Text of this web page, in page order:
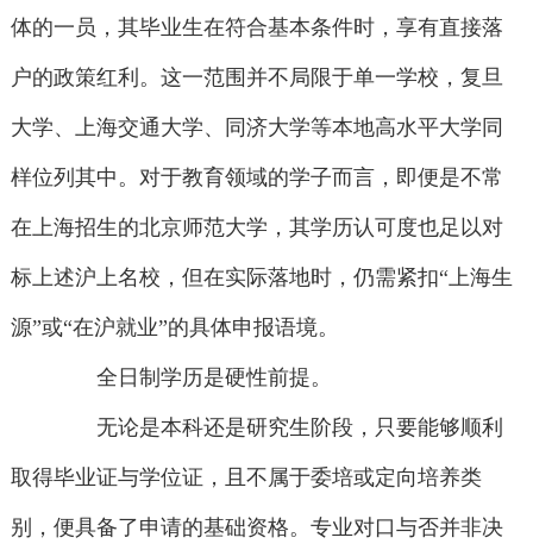
体的一员，其毕业生在符合基本条件时，享有直接落
户的政策红利。这一范围并不局限于单一学校，复旦
大学、上海交通大学、同济大学等本地高水平大学同
样位列其中。对于教育领域的学子而言，即便是不常
在上海招生的北京师范大学，其学历认可度也足以对
标上述沪上名校，但在实际落地时，仍需紧扣“上海生
源”或“在沪就业”的具体申报语境。
全日制学历是硬性前提。
无论是本科还是研究生阶段，只要能够顺利
取得毕业证与学位证，且不属于委培或定向培养类
别，便具备了申请的基础资格。专业对口与否并非决